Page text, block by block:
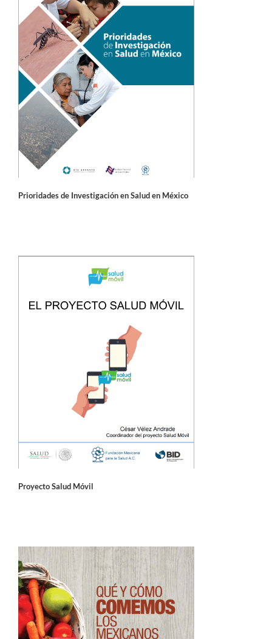
Prioridades de Investigación en Salud en México
Proyecto Salud Móvil